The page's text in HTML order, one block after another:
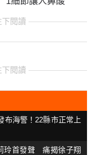
下閱讀
下閱讀
布海警！22縣市正常上
玲首發聲 痛揭徐子翔